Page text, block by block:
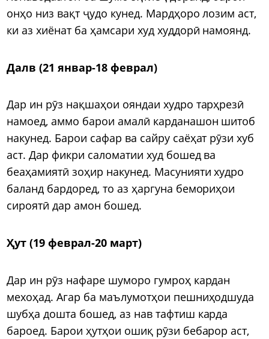
онҳо низ вақт ҷудо кунед. Мардҳоро лозим аст,
ки аз хиёнат ба ҳамсари худ худдорӣ намоянд.
Далв (21 январ-18 феврал)
Дар ин рӯз нақшаҳои ояндаи худро тарҳрезӣ
намоед, аммо барои амалӣ карданашон шитоб
накунед. Барои сафар ва сайру саёҳат рӯзи хуб
аст. Дар фикри саломатии худ бошед ва
беаҳамиятӣ зоҳир накунед. Масунияти худро
баланд бардоред, то аз ҳаргуна бемориҳои
сироятӣ дар амон бошед.
Ҳут (19 феврал-20 март)
Дар ин рӯз нафаре шуморо гумроҳ кардан
мехоҳад. Агар ба маълумотҳои пешниҳодшуда
шубҳа дошта бошед, аз нав тафтиш карда
бароед. Барои ҳутҳои ошиқ рӯзи бебарор аст,